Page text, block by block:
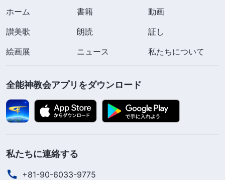
ホーム 書籍
動画
讃美歌
朗読
証し
絵画展
ニュース 私たちについて
全能神教会アプリをダウンロード
私たちに連絡する
+81-90-6033-9775